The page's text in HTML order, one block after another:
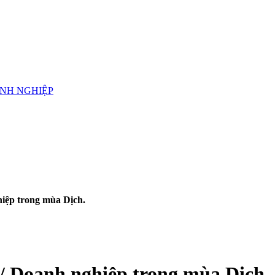
NGHIỆP
trong mùa Dịch.